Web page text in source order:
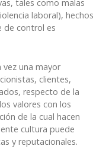
tales como malas
laboral), hechos
de control es
vez una mayor
clientes,
respecto de la
valores con los
de la cual hacen
cultura puede
y reputacionales.